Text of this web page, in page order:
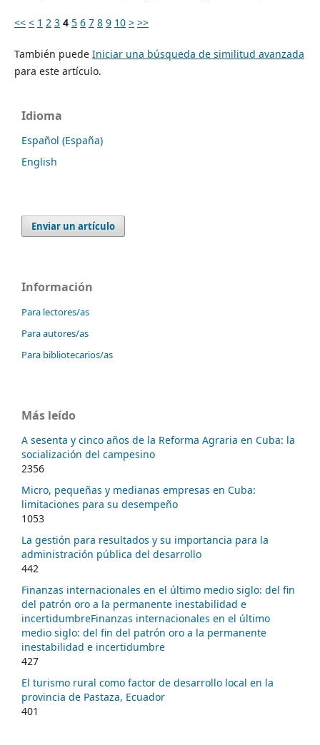
<< < 1 2 3 4 5 6 7 8 9 10 > >>
También puede Iniciar una búsqueda de similitud avanzada
para este artículo.
Idioma
Español (España)
English
Enviar un artículo
Información
Para lectores/as
Para autores/as
Para bibliotecarios/as
Más leído
A sesenta y cinco años de la Reforma Agraria en Cuba: la
socialización del campesino
2356
Micro, pequeñas y medianas empresas en Cuba:
limitaciones para su desempeño
1053
La gestión para resultados y su importancia para la
administración pública del desarrollo
442
Finanzas internacionales en el último medio siglo: del fin
del patrón oro a la permanente inestabilidad e
incertidumbreFinanzas internacionales en el último
medio siglo: del fin del patrón oro a la permanente
inestabilidad e incertidumbre
427
El turismo rural como factor de desarrollo local en la
provincia de Pastaza, Ecuador
401